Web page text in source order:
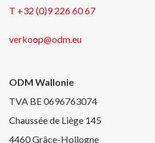
T +32 (0)9 226 60 67
verkoop@odm.eu
ODM Wallonie
TVA BE 0696763074
Chaussée de Liège 145
4460 Grâce-Hollogne